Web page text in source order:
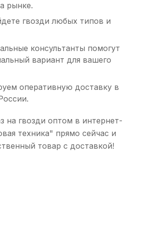
рынке.
гвозди любых типов и
консультанты помогут
вариант для вашего
оперативную доставку в
на гвозди оптом в интернет-
техника" прямо сейчас и
товар с доставкой!